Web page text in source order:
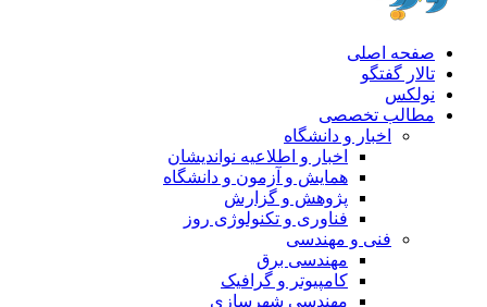
صفحه اصلی
تالار گفتگو
نولکس
مطالب تخصصی
اخبار و دانشگاه
اخبار و اطلاعیه نواندیشان
همایش و آزمون و دانشگاه
پژوهش و گزارش
فناوری و تکنولوژی روز
فنی و مهندسی
مهندسی برق
کامپیوتر و گرافیک
مهندسی شهرسازی